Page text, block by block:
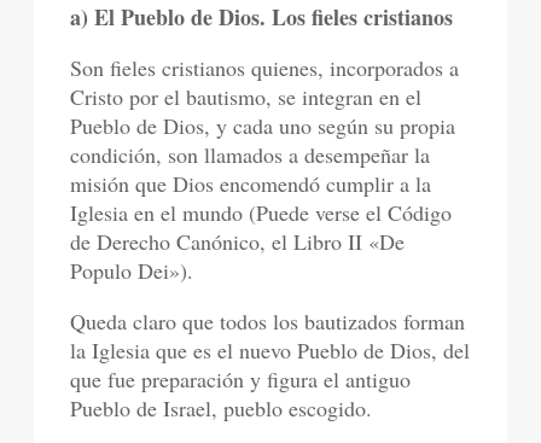
a) El Pueblo de Dios. Los fieles cristianos
Son fieles cristianos quienes, incorporados a
Cristo por el bautismo, se integran en el
Pueblo de Dios, y cada uno según su propia
condición, son llamados a desempeñar la
misión que Dios encomendó cumplir a la
Iglesia en el mundo (Puede verse el Código
de Derecho Canónico, el Libro II «De
Populo Dei»).
Queda claro que todos los bautizados forman
la Iglesia que es el nuevo Pueblo de Dios, del
que fue preparación y figura el antiguo
Pueblo de Israel, pueblo escogido.